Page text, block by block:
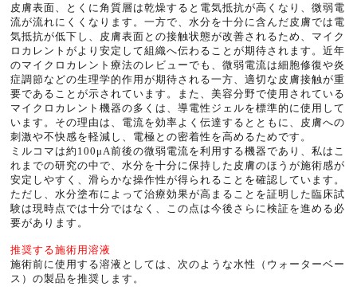
皮膚表面、とくに角質層は乾燥すると電気抵抗が高くなり、微弱電
流が流れにくくなります。一方で、水分を十分に含んだ皮膚では電
気抵抗が低下し、皮膚表面との接触状態が改善されるため、マイク
ロカレントがより安定して組織へ伝わることが期待されます。近年
のマイクロカレント療法のレビューでも、微弱電流は細胞修復や炎
症調節などの生理学的作用が期待される一方、適切な皮膚接触が重
要であることが示されています。また、美容分野で使用されている
マイクロカレント機器の多くは、導電性ジェルを標準的に使用して
います。その理由は、電流を効率よく伝達するとともに、皮膚への
刺激や不快感を軽減し、電極との密着性を高めるためです。
ミルコマは約100μA前後の微弱電流を利用する機器であり、私はこ
れまでの研究の中で、水分を十分に保持した皮膚のほうが施術感が
安定しやすく、滑らかな操作性が得られることを確認しています。
ただし、水分塗布によって治療効果が高まることを証明した臨床試
験は現時点では十分ではなく、この点は今後さらに検証を進める必
要があります。
推奨する施術用溶液
施術前に使用する溶液としては、次のような水性（ウォーターベー
ス）の製品を推奨します。